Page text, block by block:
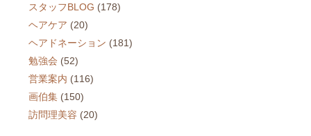
スタッフBLOG (178)
ヘアケア (20)
ヘアドネーション (181)
勉強会 (52)
営業案内 (116)
画伯集 (150)
訪問理美容 (20)